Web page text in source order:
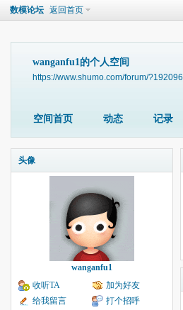
数模论坛 返回首页
wanganfu1的个人空间
https://www.shumo.com/forum/?192096
空间首页 动态 记录
头像
wanganfu1
收听TA
加为好友
给我留言
打个招呼